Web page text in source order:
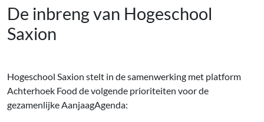
De inbreng van Hogeschool
Saxion
Hogeschool Saxion stelt in de samenwerking met platform
Achterhoek Food de volgende prioriteiten voor de
gezamenlijke AanjaagAgenda: